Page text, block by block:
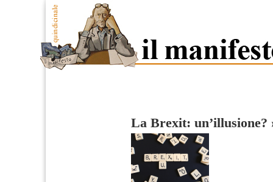
La Brexit: un’illusione?